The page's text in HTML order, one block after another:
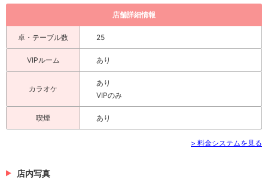
店舗詳細情報
卓・テーブル数 25
VIPルーム あり
カラオケ
あり
VIPのみ
喫煙 あり
> 料金システムを見る
店内写真